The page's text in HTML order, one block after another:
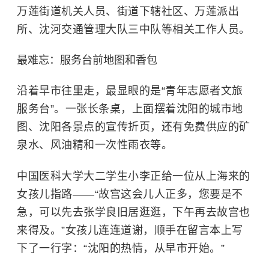
万莲街道机关人员、街道下辖社区、万莲派出
所、沈河交通管理大队三中队等相关工作人员。
最难忘：服务台前地图和香包
沿着早市往里走，最显眼的是“青年志愿者文旅
服务台”。一张长条桌，上面摆着沈阳的城市地
图、沈阳各景点的宣传折页，还有免费供应的矿
泉水、风油精和一次性雨衣等。
中国医科大学大二学生小李正给一位从上海来的
女孩儿指路——“故宫这会儿人正多，您要是不
急，可以先去张学良旧居逛逛，下午再去故宫也
来得及。”女孩儿连连道谢，顺手在留言本上写
下了一行字：“沈阳的热情，从早市开始。”